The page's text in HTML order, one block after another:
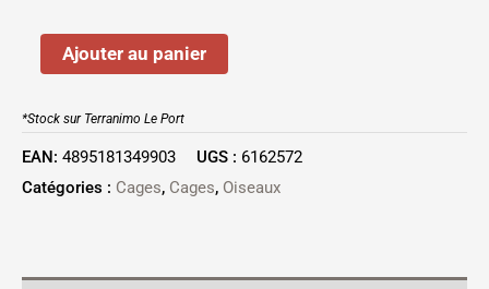
Ajouter au panier
*Stock sur Terranimo Le Port
EAN: 4895181349903 UGS : 6162572
Catégories : Cages, Cages, Oiseaux